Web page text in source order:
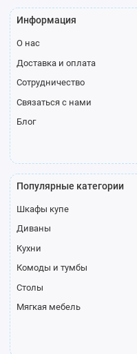
Информация
О нас
Доставка и оплата
Сотрудничество
Связаться с нами
Блог
Популярные категории
Шкафы купе
Диваны
Кухни
Комоды и тумбы
Столы
Мягкая мебель